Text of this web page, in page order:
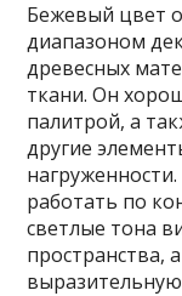
Бежевый цвет
диапазоном
древесных
ткани. Он
палитрой, а
другие
работать по
светлые тона
пространства,